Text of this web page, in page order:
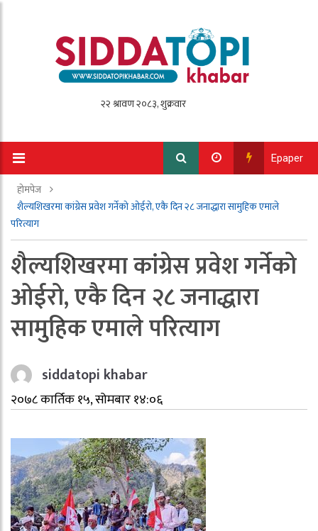
Epaper
होमपेज
शैल्यशिखरमा कांग्रेस प्रवेश गर्नेको ओईरो, एकै दिन २८ जनाद्धारा सामुहिक एमाले
परित्याग
शैल्यशिखरमा कांग्रेस प्रवेश गर्नेको
ओईरो, एकै दिन २८ जनाद्धारा
सामुहिक एमाले परित्याग
siddatopi khabar
२०७८ कार्तिक १५, सोमबार १४:०६